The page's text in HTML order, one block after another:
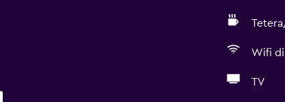
Wifi
TV